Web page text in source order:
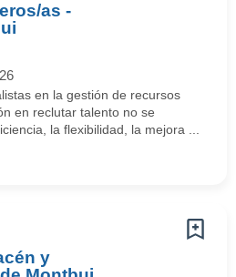
as -
en la gestión de recursos
en reclutar talento no se
la flexibilidad, la mejora ...
y